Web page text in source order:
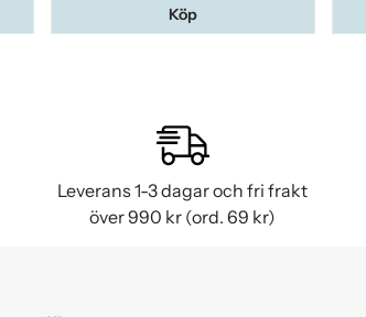
Köp
Leverans 1-3 dagar och fri frakt
över 990 kr (ord. 69 kr)